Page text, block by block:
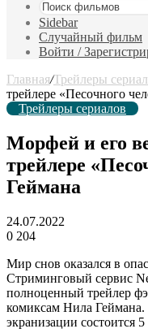
Sidebar
Случайный фильм
Войти /
Главная/Трейлеры
трейлере «Песочного
Трейлеры сериалов
Морфей и его
трейлере
Геймана
24.07.2022
0 204
Мир снов оказался в
Стриминговый сервис
полноценный трейлер
комиксам Нила Геймана.
экранизации состоится 5